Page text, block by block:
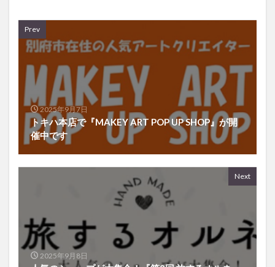
Prev
2025年9月7日
トキハ本店で『MAKEY ART POP UP SHOP』が開
催中です
Next
2025年9月8日